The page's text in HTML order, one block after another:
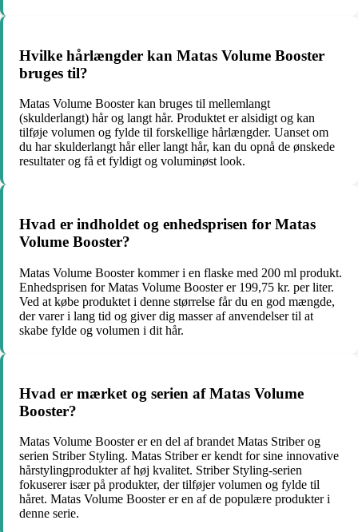
Hvilke hårlængder kan Matas Volume Booster
bruges til?
Matas Volume Booster kan bruges til mellemlangt
(skulderlangt) hår og langt hår. Produktet er alsidigt og kan
tilføje volumen og fylde til forskellige hårlængder. Uanset om
du har skulderlangt hår eller langt hår, kan du opnå de ønskede
resultater og få et fyldigt og voluminøst look.
Hvad er indholdet og enhedsprisen for Matas
Volume Booster?
Matas Volume Booster kommer i en flaske med 200 ml produkt.
Enhedsprisen for Matas Volume Booster er 199,75 kr. per liter.
Ved at købe produktet i denne størrelse får du en god mængde,
der varer i lang tid og giver dig masser af anvendelser til at
skabe fylde og volumen i dit hår.
Hvad er mærket og serien af Matas Volume
Booster?
Matas Volume Booster er en del af brandet Matas Striber og
serien Striber Styling. Matas Striber er kendt for sine innovative
hårstylingprodukter af høj kvalitet. Striber Styling-serien
fokuserer især på produkter, der tilføjer volumen og fylde til
håret. Matas Volume Booster er en af de populære produkter i
denne serie.